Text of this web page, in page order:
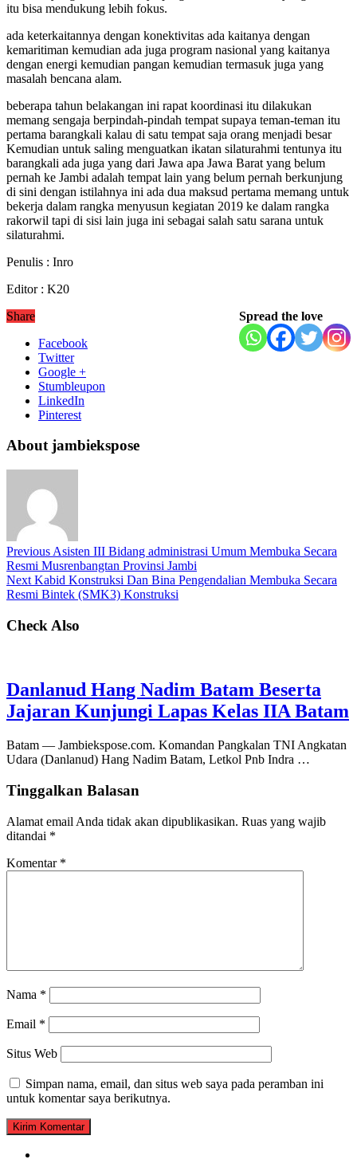
itu bisa mendukung lebih fokus.
ada keterkaitannya dengan konektivitas ada kaitanya dengan
kemaritiman kemudian ada juga program nasional yang kaitanya
dengan energi kemudian pangan kemudian termasuk juga yang
masalah bencana alam.
beberapa tahun belakangan ini rapat koordinasi itu dilakukan
memang sengaja berpindah-pindah tempat supaya teman-teman itu
pertama barangkali kalau di satu tempat saja orang menjadi besar
Kemudian untuk saling menguatkan ikatan silaturahmi tentunya itu
barangkali ada juga yang dari Jawa apa Jawa Barat yang belum
pernah ke Jambi adalah tempat lain yang belum pernah berkunjung
di sini dengan istilahnya ini ada dua maksud pertama memang untuk
bekerja dalam rangka menyusun kegiatan 2019 ke dalam rangka
rakorwil tapi di sisi lain juga ini sebagai salah satu sarana untuk
silaturahmi.
Penulis : Inro
Editor : K20
Spread the love
Share
Facebook
Twitter
Google +
Stumbleupon
LinkedIn
Pinterest
About jambiekspose
Previous Asisten III Bidang administrasi Umum Membuka Secara
Resmi Musrenbangtan Provinsi Jambi
Next Kabid Konstruksi Dan Bina Pengendalian Membuka Secara
Resmi Bintek (SMK3) Konstruksi
Check Also
Danlanud Hang Nadim Batam Beserta
Jajaran Kunjungi Lapas Kelas IIA Batam
Batam — Jambiekspose.com. Komandan Pangkalan TNI Angkatan
Udara (Danlanud) Hang Nadim Batam, Letkol Pnb Indra …
Tinggalkan Balasan
Alamat email Anda tidak akan dipublikasikan. Ruas yang wajib
ditandai *
Komentar *
Nama *
Email *
Situs Web
Simpan nama, email, dan situs web saya pada peramban ini
untuk komentar saya berikutnya.